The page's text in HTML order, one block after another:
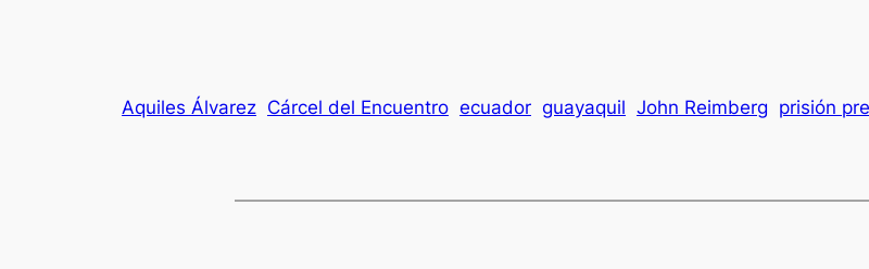
Aquiles Álvarez Cárcel del Encuentro ecuador guayaquil John Reimberg prisión